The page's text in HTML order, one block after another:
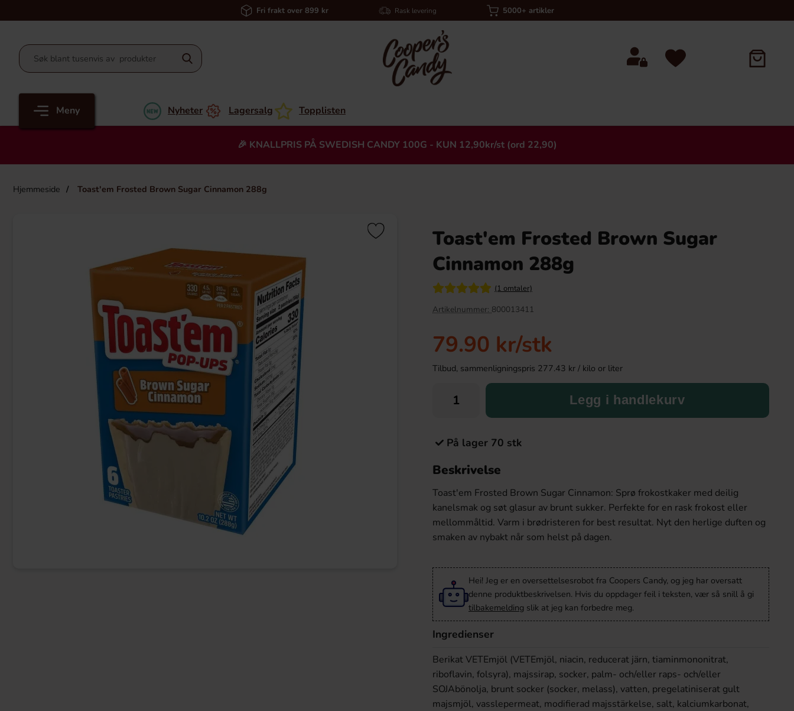
Fri frakt over 899 kr Rask levering 5000+ artikler
Meny Nyheter Lagersalg Topplisten
🎉 KNALLPRIS PÅ SWEDISH CANDY 100G - KUN 12,90kr/st (ord 22,90)
Hjemmeside Toast'em Frosted Brown Sugar Cinnamon 288g
Heading
Faxe Kondi 33cl
28.90 kr
Red Bull Green Drakfrukt 25cl
38.90 kr
Toast'em Frosted Brown Sugar
Cinnamon 288g
(1 omtaler)
Artikelnummer: 800013411
79.90 kr/stk
Tilbud, sammenligningspris 277.43 kr / kilo or liter
Legg i handlekurv
På lager 70 stk
Beskrivelse
Toast'em Frosted Brown Sugar Cinnamon: Sprø frokostkaker med deilig
kanelsmak og søt glasur av brunt sukker. Perfekte for en rask frokost eller
mellommåltid. Varm i brødristeren for best resultat. Nyt den herlige duften og
smaken av nybakt når som helst på dagen.
Hei! Jeg er en oversettelsesrobot fra Coopers Candy, og jeg har oversatt
denne produktbeskrivelsen. Hvis du oppdager feil i teksten, vær så snill å gi
tilbakemelding slik at jeg kan forbedre meg.
Ingredienser
Berikat VETEmjöl (VETEmjöl, niacin, reducerat järn, tiaminmononitrat,
riboflavin, folsyra), majssirap, socker, palm- och/eller raps- och/eller
SOJAbönolja, brunt socker (socker, melass), vatten, pregelatiniserat gult
majsmjöl, vasslepermeat, modifierad majsstärkelse, salt, kalciumkarbonat,